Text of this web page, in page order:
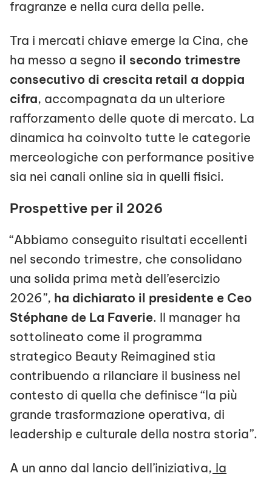
fragranze e nella cura della pelle.
Tra i mercati chiave emerge la Cina, che
ha messo a segno il secondo trimestre
consecutivo di crescita retail a doppia
cifra, accompagnata da un ulteriore
rafforzamento delle quote di mercato. La
dinamica ha coinvolto tutte le categorie
merceologiche con performance positive
sia nei canali online sia in quelli fisici.
Prospettive per il 2026
“Abbiamo conseguito risultati eccellenti
nel secondo trimestre, che consolidano
una solida prima metà dell’esercizio
2026”, ha dichiarato il presidente e Ceo
Stéphane de La Faverie. Il manager ha
sottolineato come il programma
strategico Beauty Reimagined stia
contribuendo a rilanciare il business nel
contesto di quella che definisce “la più
grande trasformazione operativa, di
leadership e culturale della nostra storia”.
A un anno dal lancio dell’iniziativa, la